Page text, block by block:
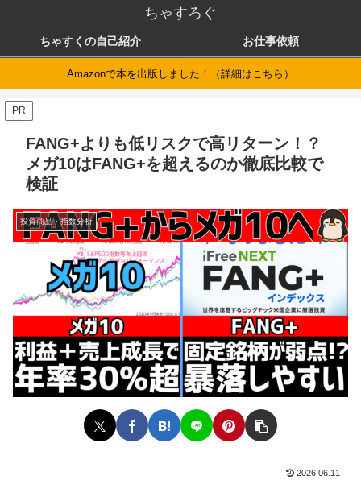
ちゃすろぐ
ちゃすくの自己紹介 お仕事依頼
Amazonで本を出版しました！（詳細はこちら）
PR
FANG+よりも低リスクで高リターン！？
メガ10はFANG+を超えるのか徹底比較で
検証
投資商品・指数分析
2026.06.11